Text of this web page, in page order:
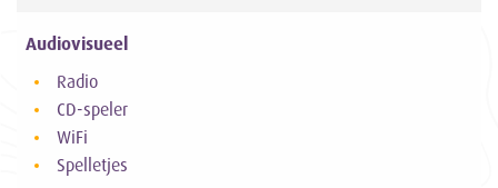
Audiovisueel
Radio
CD-speler
WiFi
Spelletjes